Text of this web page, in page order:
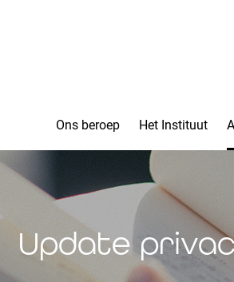
Ons beroep Het Instituut
Update